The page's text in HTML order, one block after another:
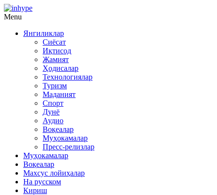
Menu
Янгиликлар
Сиёсат
Иқтисод
Жамият
Ҳодисалар
Технологиялар
Туризм
Маданият
Спорт
Дунё
Аудио
Воқеалар
Муҳокамалар
Пресс-релизлар
Муҳокамалар
Воқеалар
Махсус лойиҳалар
На русском
Кириш